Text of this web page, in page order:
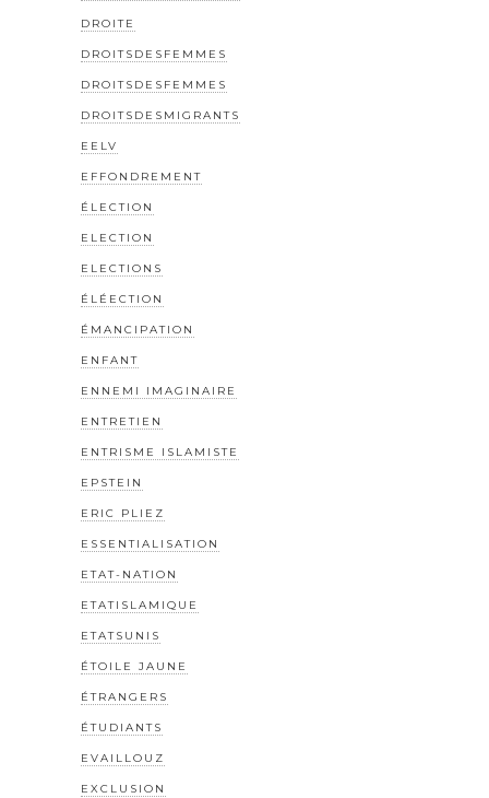
DROITE
DROITSDESFEMMES
DROITSDESFEMMES
DROITSDESMIGRANTS
EELV
EFFONDREMENT
ÉLECTION
ELECTION
ELECTIONS
ÉLÉECTION
ÉMANCIPATION
ENFANT
ENNEMI IMAGINAIRE
ENTRETIEN
ENTRISME ISLAMISTE
EPSTEIN
ERIC PLIEZ
ESSENTIALISATION
ETAT-NATION
ETATISLAMIQUE
ETATSUNIS
ÉTOILE JAUNE
ÉTRANGERS
ÉTUDIANTS
EVAILLOUZ
EXCLUSION